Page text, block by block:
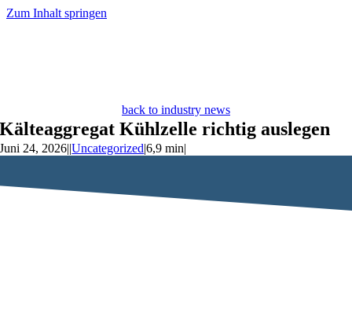
Zum Inhalt springen
back to industry news
Kälteaggregat Kühlzelle richtig auslegen
Juni 24, 2026||Uncategorized|6,9 min|